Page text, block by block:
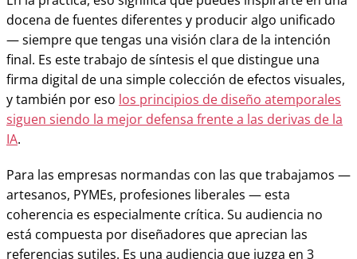
docena de fuentes diferentes y producir algo unificado
— siempre que tengas una visión clara de la intención
final. Es este trabajo de síntesis el que distingue una
firma digital de una simple colección de efectos visuales,
y también por eso los principios de diseño atemporales
siguen siendo la mejor defensa frente a las derivas de la
IA.
Para las empresas normandas con las que trabajamos —
artesanos, PYMEs, profesiones liberales — esta
coherencia es especialmente crítica. Su audiencia no
está compuesta por diseñadores que aprecian las
referencias sutiles. Es una audiencia que juzga en 3